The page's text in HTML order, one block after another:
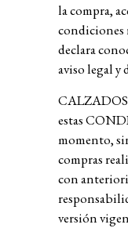
la compra,
condiciones
declara
aviso legal y
estas
momento,
compras
con
versión